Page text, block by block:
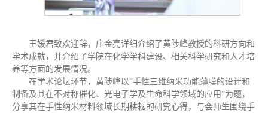
王媛君致欢迎辞，庄金亮详细介绍了黄陟峰教授的科研方向和
学术成就，并介绍了学院在化学学科建设、相关科学研究和人才培
养等方面的发展情况。
在学术论坛环节，黄陟峰以“手性三维纳米功能薄膜的设计和
制备及其在不对称催化、光电子学及生命科学领域的应用”为题，
分享其在手性纳米材料领域长期耕耘的研究心得，与会师生围绕手